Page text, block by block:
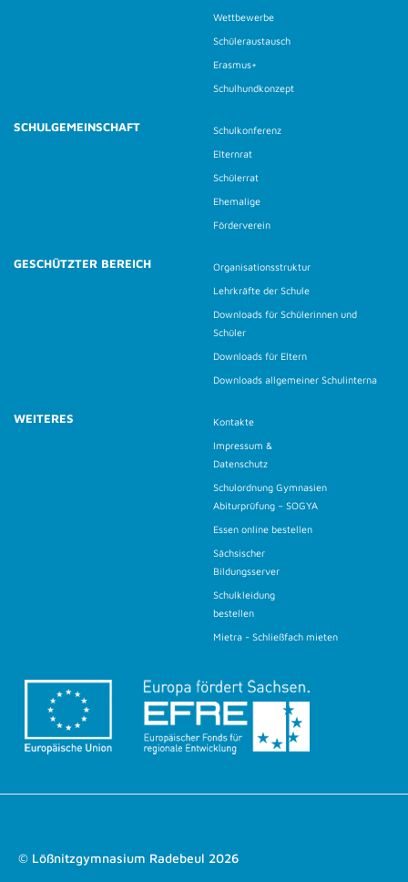
Wettbewerbe
Schüleraustausch
Erasmus+
Schulhundkonzept
SCHULGEMEINSCHAFT
Schulkonferenz
Elternrat
Schülerrat
Ehemalige
Förderverein
GESCHÜTZTER BEREICH
Organisationsstruktur
Lehrkräfte der Schule
Downloads für Schülerinnen und
Schüler
Downloads für Eltern
Downloads allgemeiner Schulinterna
WEITERES
Kontakte
Impressum &
Datenschutz
Schulordnung Gymnasien
Abiturprüfung – SOGYA
Essen online bestellen
Sächsischer
Bildungsserver
Schulkleidung
bestellen
Mietra - Schließfach mieten
© Lößnitzgymnasium Radebeul 2026